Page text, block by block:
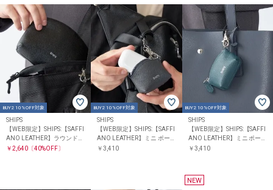
BUY2 10%OFF対象
SHIPS
【WEB限定】SHIPS:【SAFFI
ANO LEATHER】ラウンド
ジップ ポーチ
￥2,640〔40%OFF〕
BUY2 10%OFF対象
SHIPS
【WEB限定】SHIPS:【SAFFI
ANO LEATHER】ミニ ポー
チ バッグ チャーム
￥3,410
BUY2 10%OFF対象
SHIPS
【WEB限定】SHIPS:【SAFFI
ANO LEATHER】ミニ ポー
チ バッグ チャーム
￥3,410
NEW